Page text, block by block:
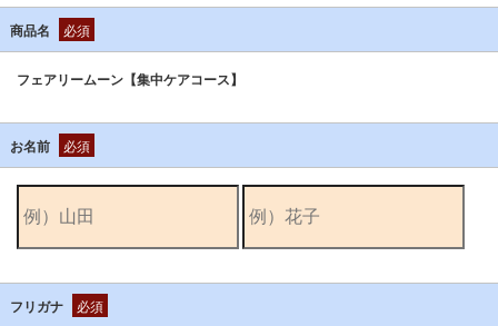
商品名 必須
フェアリームーン【集中ケアコース】
お名前 必須
フリガナ 必須